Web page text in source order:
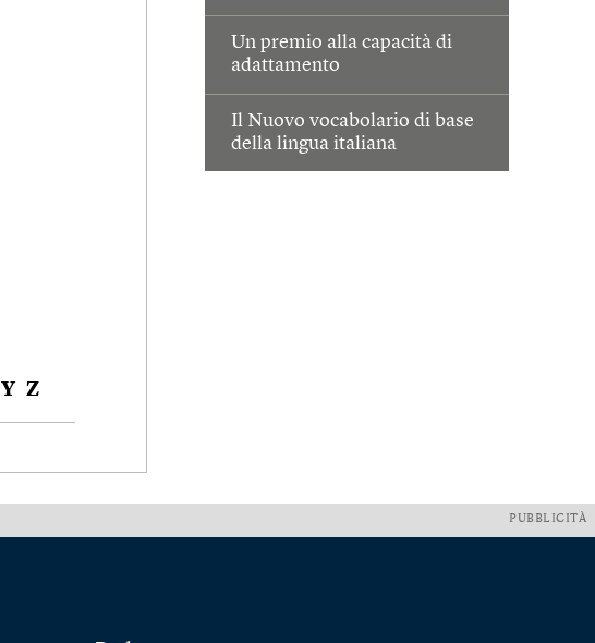
Un premio alla capacità di
adattamento
Il Nuovo vocabolario di base
della lingua italiana
Y Z
PUBBLICITÀ